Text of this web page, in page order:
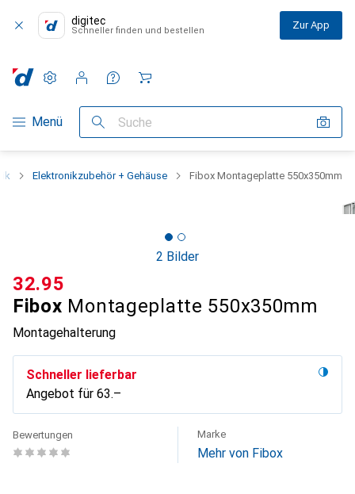
digitec
Schneller finden und bestellen Zur App
Navigation nach Kategorien
Menü Suche
Einstellungen
Kundenkonto
Vergleichslisten
Merklisten
Warenkorb
Elektronikzubehör + Gehäuse Fibox Montageplatte 550x350mm
2 Bilder
Fibox Montageplatte 550x350mm
Montagehalterung
CHF
32.95
Schneller lieferbar
Angebot für CHF
63.–
Bewertungen Marke
Mehr von Fibox